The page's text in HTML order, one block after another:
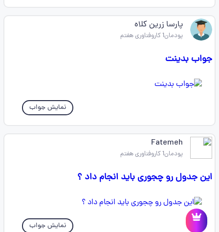
پارسا زرین کلاه
پودمان1 کاروفناوری هفتم
جواب بدینت
نمایش جواب
Fatemeh
پودمان1 کاروفناوری هفتم
این جدول رو چجوری باید انجام داد ؟
نمایش جواب